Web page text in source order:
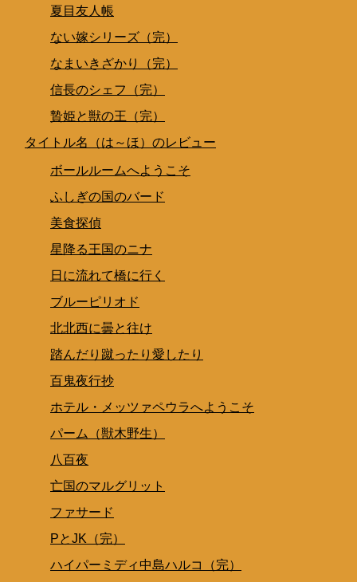
夏目友人帳
ない嫁シリーズ（完）
なまいきざかり（完）
信長のシェフ（完）
贄姫と獣の王（完）
タイトル名（は～ほ）のレビュー
ボールルームへようこそ
ふしぎの国のバード
美食探偵
星降る王国のニナ
日に流れて橋に行く
ブルーピリオド
北北西に曇と往け
踏んだり蹴ったり愛したり
百鬼夜行抄
ホテル・メッツァペウラへようこそ
パーム（獣木野生）
八百夜
亡国のマルグリット
ファサード
PとJK（完）
ハイパーミディ中島ハルコ（完）